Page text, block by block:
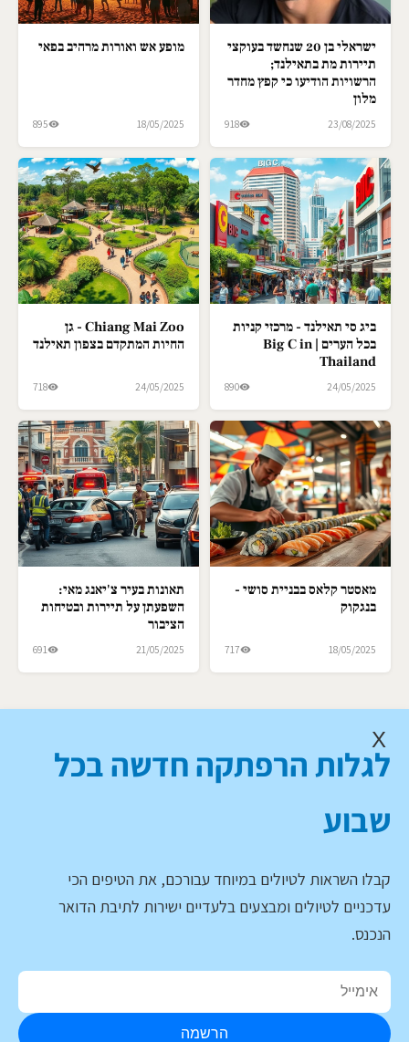
ישראלי בן 20 שנחשד בעוקצי
תיירות מת בתאילנד;
הרשויות הודיעו כי קפץ מחדר
מלון
23/08/2025
918
מופע אש ואורות מרהיב בפאי
18/05/2025
895
ביג סי תאילנד - מרכזי קניות
בכל הערים | Big C in
Thailand
24/05/2025
890
Chiang Mai Zoo - גן
החיות המתקדם בצפון תאילנד
24/05/2025
718
מאסטר קלאס בבניית סושי -
בנגקוק
18/05/2025
717
תאונות בעיר צ'יאנג מאי:
השפעתן על תיירות ובטיחות
הציבור
21/05/2025
691
X
לגלות הרפתקה חדשה בכל
שבוע
קבלו השראות לטיולים במיוחד עבורכם, את הטיפים הכי
עדכניים לטיולים ומבצעים בלעדיים ישירות לתיבת הדואר
הנכנס.
הרשמה